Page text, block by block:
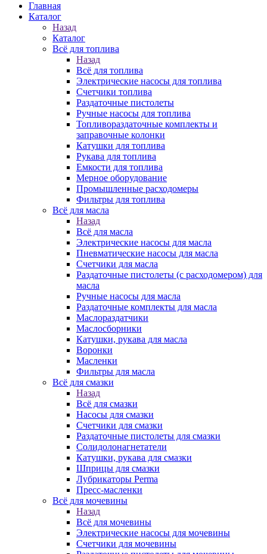
Главная
Каталог
Назад
Каталог
Всё для топлива
Назад
Всё для топлива
Электрические насосы для топлива
Счетчики топлива
Раздаточные пистолеты
Ручные насосы для топлива
Топливораздаточные комплекты и
заправочные колонки
Катушки для топлива
Рукава для топлива
Емкости для топлива
Мерное оборудование
Промышленные расходомеры
Фильтры для топлива
Всё для масла
Назад
Всё для масла
Электрические насосы для масла
Пневматические насосы для масла
Счетчики для масла
Раздаточные пистолеты (с расходомером) для
масла
Ручные насосы для масла
Раздаточные комплекты для масла
Маслораздатчики
Маслосборники
Катушки, рукава для масла
Воронки
Масленки
Фильтры для масла
Всё для смазки
Назад
Всё для смазки
Насосы для смазки
Счетчики для смазки
Раздаточные пистолеты для смазки
Солидолонагнетатели
Катушки, рукава для смазки
Шприцы для смазки
Лубрикаторы Perma
Пресс-масленки
Всё для мочевины
Назад
Всё для мочевины
Электрические насосы для мочевины
Счетчики для мочевины